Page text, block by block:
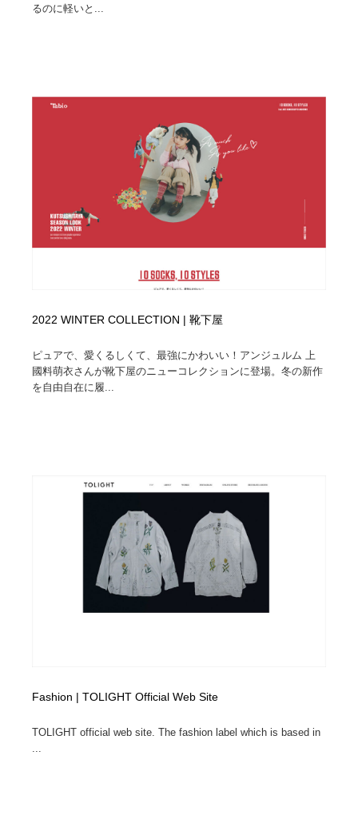
るのに軽いと...
2022 WINTER COLLECTION | 靴下屋
ピュアで、愛くるしくて、最強にかわいい！アンジュルム 上
國料萌衣さんが靴下屋のニューコレクションに登場。冬の新作
を自由自在に履...
Fashion | TOLIGHT Official Web Site
TOLIGHT official web site. The fashion label which is based in
...